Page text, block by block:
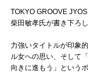
TOKYO GROOVE
柴田敏孝氏が書き下ろ
力強いタイトルが印象
ル女への思い、そして
向きに進もう」という